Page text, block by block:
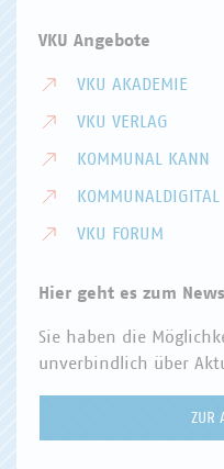
VKU Angebote
VKU AKADEMIE
VKU VERLAG
KOMMUNAL KANN
KOMMUNALDIGITAL
VKU FORUM
Hier geht es zum
Sie haben die
unverbindlich über
ZUR